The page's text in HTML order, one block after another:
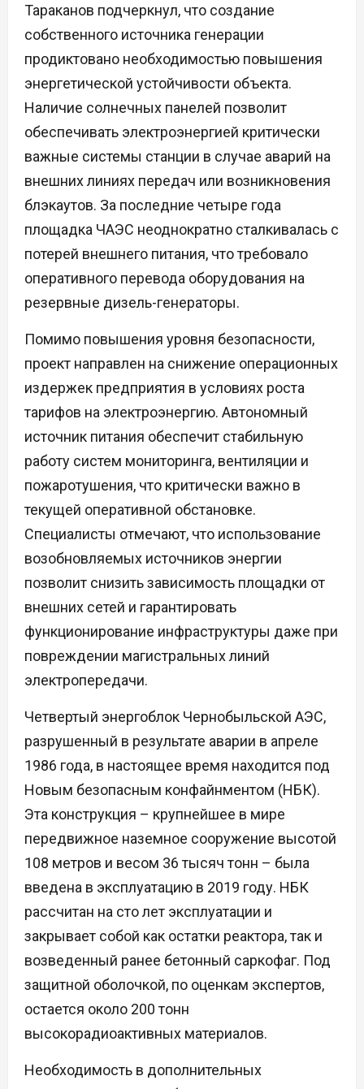
Тараканов подчеркнул, что создание
собственного источника генерации
продиктовано необходимостью повышения
энергетической устойчивости объекта.
Наличие солнечных панелей позволит
обеспечивать электроэнергией критически
важные системы станции в случае аварий на
внешних линиях передач или возникновения
блэкаутов. За последние четыре года
площадка ЧАЭС неоднократно сталкивалась с
потерей внешнего питания, что требовало
оперативного перевода оборудования на
резервные дизель-генераторы.
Помимо повышения уровня безопасности,
проект направлен на снижение операционных
издержек предприятия в условиях роста
тарифов на электроэнергию. Автономный
источник питания обеспечит стабильную
работу систем мониторинга, вентиляции и
пожаротушения, что критически важно в
текущей оперативной обстановке.
Специалисты отмечают, что использование
возобновляемых источников энергии
позволит снизить зависимость площадки от
внешних сетей и гарантировать
функционирование инфраструктуры даже при
повреждении магистральных линий
электропередачи.
Четвертый энергоблок Чернобыльской АЭС,
разрушенный в результате аварии в апреле
1986 года, в настоящее время находится под
Новым безопасным конфайнментом (НБК).
Эта конструкция – крупнейшее в мире
передвижное наземное сооружение высотой
108 метров и весом 36 тысяч тонн – была
введена в эксплуатацию в 2019 году. НБК
рассчитан на сто лет эксплуатации и
закрывает собой как остатки реактора, так и
возведенный ранее бетонный саркофаг. Под
защитной оболочкой, по оценкам экспертов,
остается около 200 тонн
высокорадиоактивных материалов.
Необходимость в дополнительных